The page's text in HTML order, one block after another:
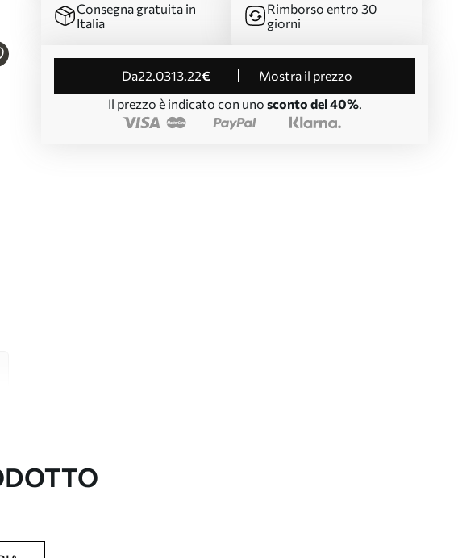
Consegna gratuita in
Italia
Rimborso entro 30
giorni
da22.0313.22€
Mostra il prezzo
Il prezzo è indicato con uno sconto del 40%.